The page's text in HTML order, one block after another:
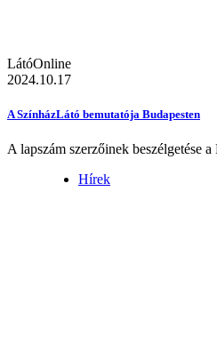
LátóOnline
2024.10.17
A SzínházLátó bemutatója Budapesten
A lapszám szerzőinek beszélgetése
Hírek